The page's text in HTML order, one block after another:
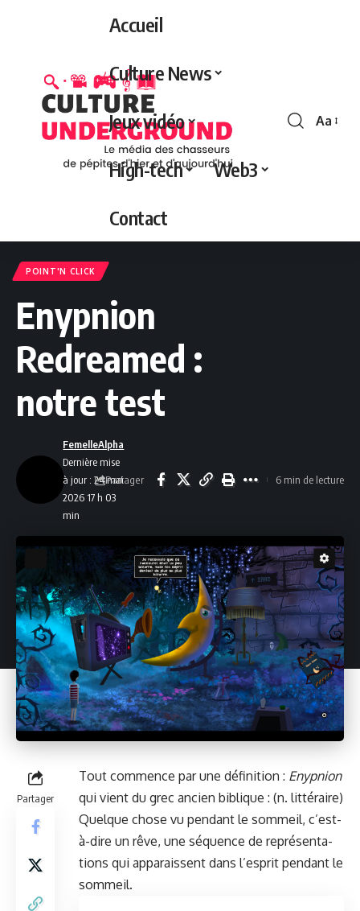
Accueil
Culture News
Jeux vidéo
High-tech
Web3
Contact
Aa
POINT'N CLICK
Enypnion
Redreamed :
notre test
Dernière mise
à jour : 24 mai
2026 17 h 03
min
FemelleAlpha
Partager 6 min de lecture
Partager
Tout com­mence par une déf­i­ni­tion : Enypnion
qui vient du grec ancien biblique : (n. lit­téraire)
Quelque chose vu pen­dant le som­meil, c’est-
à-dire un rêve, une séquence de représen­ta­
tions qui appa­rais­sent dans l’e­sprit pen­dant le
sommeil.